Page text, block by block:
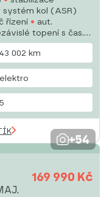
kol (ASR)
řízení
aut.
topení s čas.
svícení
LED denní
43 002 km
elektro
5
+54
169 990 Kč